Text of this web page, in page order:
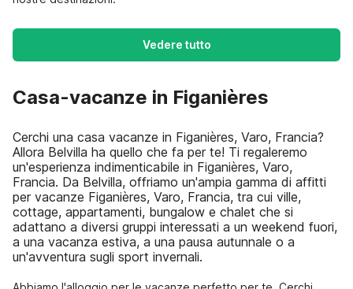
Vedere tutto
Casa-vacanze in Figanières
Cerchi una casa vacanze in Figanières, Varo, Francia?
Allora Belvilla ha quello che fa per te! Ti regaleremo
un'esperienza indimenticabile in Figanières, Varo,
Francia. Da Belvilla, offriamo un'ampia gamma di affitti
per vacanze Figanières, Varo, Francia, tra cui ville,
cottage, appartamenti, bungalow e chalet che si
adattano a diversi gruppi interessati a un weekend fuori,
a una vacanza estiva, a una pausa autunnale o a
un'avventura sugli sport invernali.